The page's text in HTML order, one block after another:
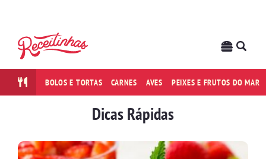
BOLOS E TORTAS CARNES AVES PEIXES E FRUTOS DO MAR
Dicas Rápidas